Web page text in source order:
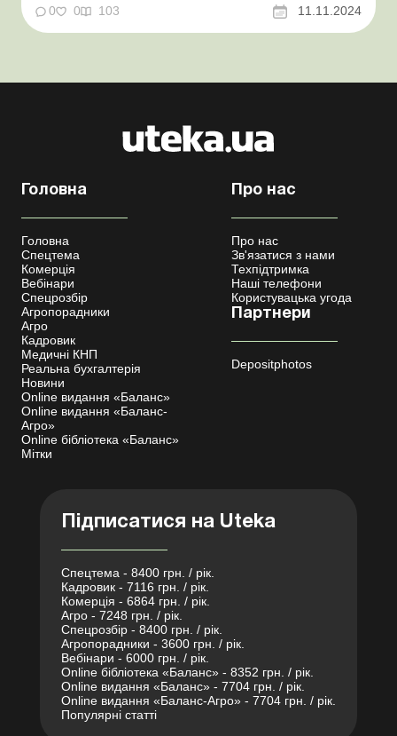
групи платників єдиного податку (далі – ЄП) ми
розповіли в матеріалі «Як перейти із загальної системи
в третю групу єдинників». А тут...
0 0 103 11.11.2024
Головна
Головна
Спецтема
Комерція
Вебінари
Спецрозбір
Агропорадники
Агро
Кадровик
Медичні КНП
Реальна бухгалтерія
Новини
Online видання «Баланс»
Online видання «Баланс-
Агро»
Online бібліотека «Баланс»
Мітки
Про нас
Про нас
Зв'язатися з нами
Техпідтримка
Наші телефони
Користувацька угода
Партнери
Depositphotos
Підписатися на Uteka
Спецтема - 8400 грн. / рік.
Кадровик - 7116 грн. / рік.
Комерція - 6864 грн. / рік.
Агро - 7248 грн. / рік.
Спецрозбір - 8400 грн. / рік.
Агропорадники - 3600 грн. / рік.
Вебінари - 6000 грн. / рік.
Online бібліотека «Баланс» - 8352 грн. / рік.
Online видання «Баланс» - 7704 грн. / рік.
Online видання «Баланс-Агро» - 7704 грн. / рік.
Популярні статті